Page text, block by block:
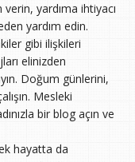
yardıma ihtiyacı
yardım edin.
gibi ilişkileri
elinizden
Doğum günlerini,
Mesleki
bir blog açın ve
hayatta da